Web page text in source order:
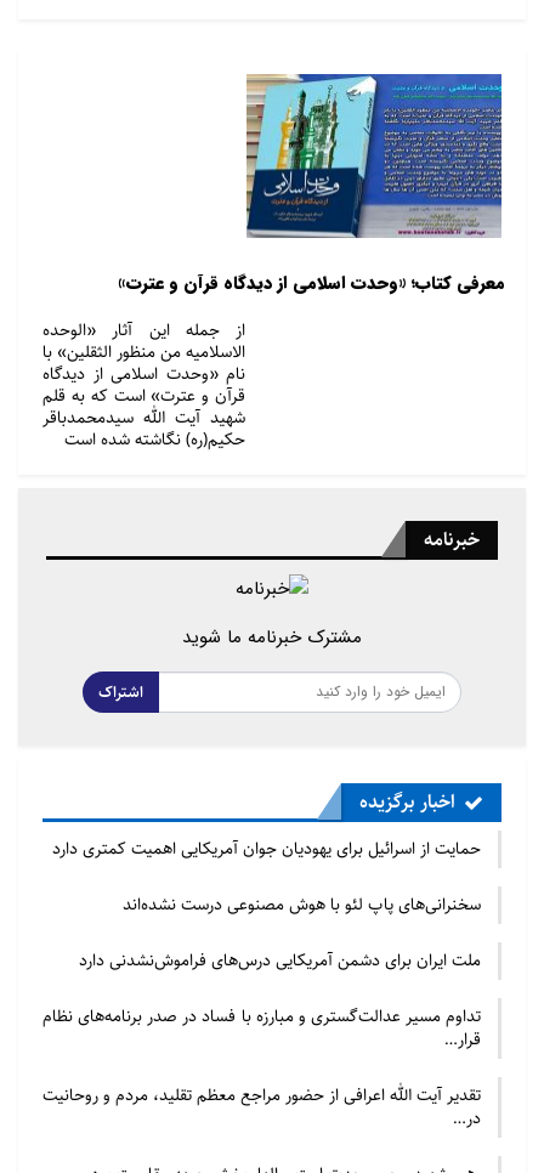
معرفی کتاب؛ «وحدت اسلامی از دیدگاه قرآن و عترت»
از جمله این آثار «الوحده
الاسلامیه من منظور الثقلین» با
نام «وحدت اسلامی از دیدگاه
قرآن و عترت» است که به قلم
شهید آیت الله سیدمحمدباقر
حکیم(ره) نگاشته شده است
خبرنامه
مشترک خبرنامه ما شوید
اشتراک
اخبار برگزیده
حمایت از اسرائیل برای یهودیان جوان آمریکایی اهمیت کمتری دارد
سخنرانی‌های پاپ لئو با هوش مصنوعی درست نشده‌اند
ملت ایران برای دشمن آمریکایی درس‌های فراموش‌نشدنی دارد
تداوم مسیر عدالت‌گستری و مبارزه با فساد در صدر برنامه‌های نظام
قرار…
تقدیر آیت الله اعرافی از حضور مراجع معظم تقلید، مردم و روحانیت
در…